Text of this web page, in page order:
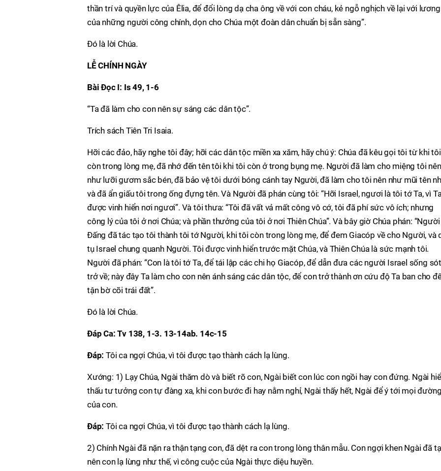
thần trí và quyền lực của Êlia, để đổi lòng dạ cha ông về với con cháu, kẻ ngỗ nghịch về lại với
của những người công chính, dọn cho Chúa một đoàn dân chuẩn bị sẵn sàng”.
Ðó là lời Chúa.
LỄ CHÍNH NGÀY
Bài Ðọc I: Is 49, 1-6
“Ta đã làm cho con nên sự sáng các dân tộc”.
Trích sách Tiên Tri Isaia.
Hỡi các đảo, hãy nghe tôi đây; hỡi các dân tộc miền xa xăm, hãy chú ý: Chúa đã kêu gọi tôi từ khi tôi
còn trong lòng mẹ, đã nhớ đến tên tôi khi tôi còn ở trong bụng mẹ. Người đã làm cho miệng tôi nên
như lưỡi gươm sắc bén, đã bảo vệ tôi dưới bóng cánh tay Người, đã làm cho tôi nên như mũi tên
và đã ẩn giấu tôi trong ống đựng tên. Và Người đã phán cùng tôi: “Hỡi Israel, ngươi là tôi tớ Ta, vì
được vinh hiển nơi ngươi”. Và tôi thưa: “Tôi đã vất vả mất công vô cớ, tôi đã phí sức vô ích; nhưng
công lý của tôi ở nơi Chúa; và phần thưởng của tôi ở nơi Thiên Chúa”. Và bây giờ Chúa phán:
Ðấng đã tác tạo tôi thành tôi tớ Người, khi tôi còn trong lòng mẹ, để đem Giacóp về cho Người, và
tụ Israel chung quanh Người. Tôi được vinh hiển trước mặt Chúa, và Thiên Chúa là sức mạnh tôi.
Người đã phán: “Con là tôi tớ Ta, để tái lập các chi họ Giacóp, để dẫn đưa các người Israel sống sót
trở về; này đây Ta làm cho con nên ánh sáng các dân tộc, để con trở thành ơn cứu độ Ta ban cho
tận bờ cõi trái đất”.
Ðó là lời Chúa.
Ðáp Ca: Tv 138, 1-3. 13-14ab. 14c-15
Ðáp: Tôi ca ngợi Chúa, vì tôi được tạo thành cách lạ lùng.
Xướng: 1) Lạy Chúa, Ngài thăm dò và biết rõ con, Ngài biết con lúc con ngồi hay con đứng. Ngài
thấu tư tưởng con tự đàng xa, khi con bước đi hay nằm nghỉ, Ngài thấy hết, Ngài để ý tới mọi
của con.
Ðáp: Tôi ca ngợi Chúa, vì tôi được tạo thành cách lạ lùng.
2) Chính Ngài đã nặn ra thận tạng con, đã dệt ra con trong lòng thân mẫu. Con ngợi khen Ngài đã
nên con lạ lùng như thế, vì công cuộc của Ngài thực diệu huyền.